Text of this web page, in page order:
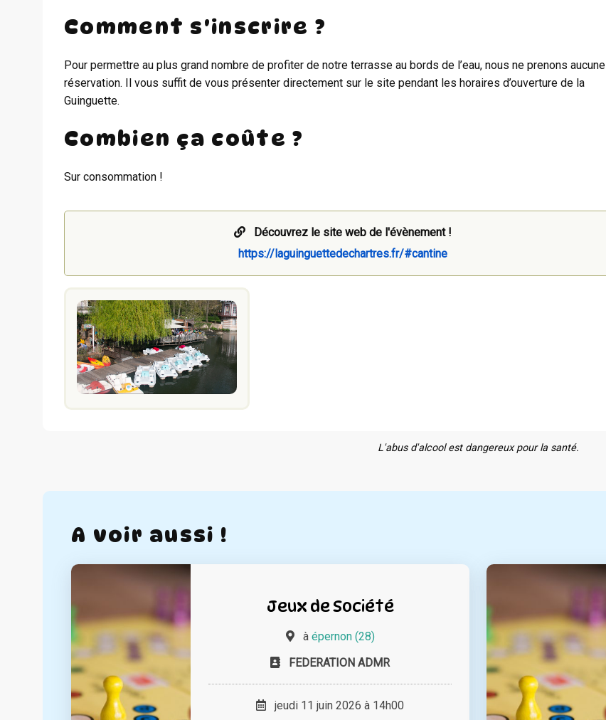
Comment s'inscrire ?
Pour permettre au plus grand nombre de profiter de notre terrasse au bords de l’eau, nous ne prenons aucune
réservation. Il vous suffit de vous présenter directement sur le site pendant les horaires d’ouverture de la
Guinguette.
Combien ça coûte ?
Sur consommation !
Découvrez le site web de l'évènement !
https://laguinguettedechartres.fr/#cantine
L'abus d'alcool est dangereux pour la santé.
A voir aussi !
Jeux de Société
à épernon (28)
FEDERATION ADMR
jeudi 11 juin 2026 à 14h00